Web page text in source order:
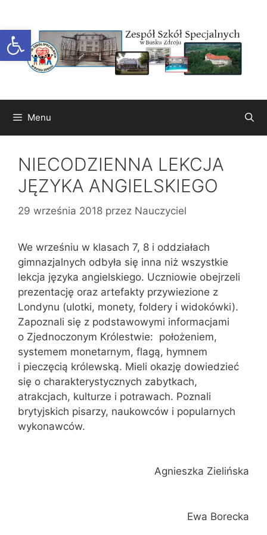
Otwórz pasek narzędzi
treści
Menu
NIECODZIENNA LEKCJA
JĘZYKA ANGIELSKIEGO
29 września 2018 przez Nauczyciel
We wrześniu w klasach 7, 8 i oddziałach
gimnazjalnych odbyła się inna niż wszystkie
lekcja języka angielskiego. Uczniowie obejrzeli
prezentację oraz artefakty przywiezione z
Londynu (ulotki, monety, foldery i widokówki).
Zapoznali się z podstawowymi informacjami
o Zjednoczonym Królestwie: położeniem,
systemem monetarnym, flagą, hymnem
i pieczęcią królewską. Mieli okazję dowiedzieć
się o charakterystycznych zabytkach,
atrakcjach, kulturze i potrawach. Poznali
brytyjskich pisarzy, naukowców i popularnych
wykonawców.
Agnieszka Zielińska
Ewa Borecka